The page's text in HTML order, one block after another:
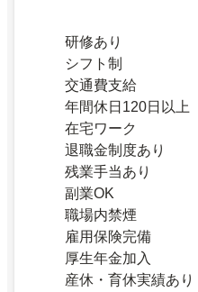
研修あり
シフト制
交通費支給
年間休日120日以上
在宅ワーク
退職金制度あり
残業手当あり
副業OK
職場内禁煙
雇用保険完備
厚生年金加入
産休・育休実績あり